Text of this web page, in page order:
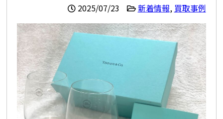
2025/07/23 新着情報, 買取事例